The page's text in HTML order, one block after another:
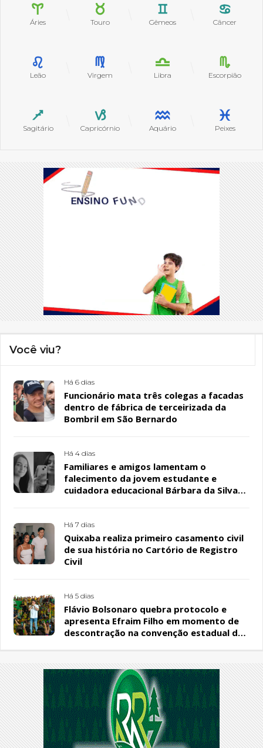
Áries Touro Gêmeos Câncer
Leão Virgem Libra Escorpião
Sagitário Capricórnio Aquário Peixes
Você viu?
Há 6 dias
Funcionário mata três colegas a facadas
dentro de fábrica de terceirizada da
Bombril em São Bernardo
Há 4 dias
Familiares e amigos lamentam o
falecimento da jovem estudante e
cuidadora educacional Bárbara da Silva
Há 7 dias
Quixaba realiza primeiro casamento civil
de sua história no Cartório de Registro
Civil
Há 5 dias
Flávio Bolsonaro quebra protocolo e
apresenta Efraim Filho em momento de
descontração na convenção estadual do